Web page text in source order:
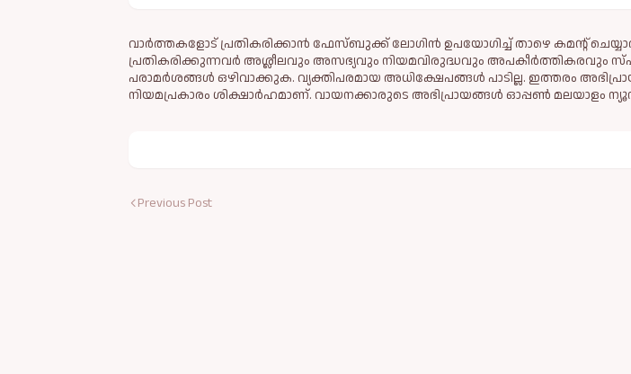
വാർത്തകളോട് പ്രതികരിക്കാൻ ഫേസ്ബുക്ക് ലോഗിൻ ഉപയോഗിച്ച് താഴെ കമന്റ്
പ്രതികരിക്കുന്നവര്‍ അശ്ലീലവും അസഭ്യവും നിയമവിരുദ്ധവും അപകീര്‍ത്തികരവും
പരാമര്‍ശങ്ങള്‍ ഒഴിവാക്കുക. വ്യക്തിപരമായ അധിക്ഷേപങ്ങള്‍ പാടില്ല. ഇത്തരം
നിയമപ്രകാരം ശിക്ഷാര്‍ഹമാണ്. വായനക്കാരുടെ അഭിപ്രായങ്ങള്‍ ഓപ്പൺ മലയാളം
Previous Post